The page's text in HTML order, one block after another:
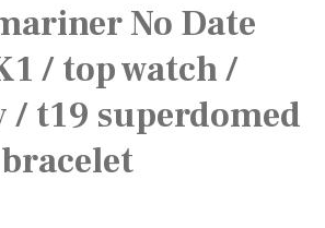
No Date
/ top watch /
/ t19 superdomed